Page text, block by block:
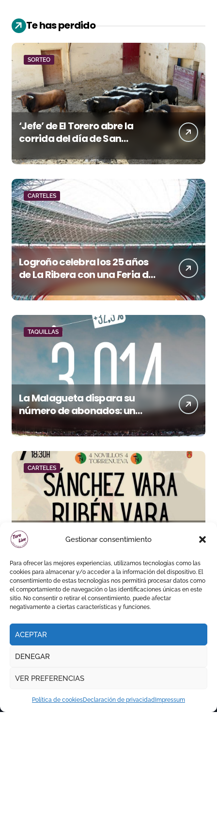
Gestionar consentimiento
Para ofrecer las mejores experiencias, utilizamos tecnologías como las
cookies para almacenar y/o acceder a la información del dispositivo. El
consentimiento de estas tecnologías nos permitirá procesar datos como
el comportamiento de navegación o las identificaciones únicas en este
sitio. No consentir o retirar el consentimiento, puede afectar
negativamente a ciertas características y funciones.
ACEPTAR
DENEGAR
VER PREFERENCIAS
Política de cookiesDeclaración de privacidad Impressum
Te has perdido
SORTEO
‘Jefe’ de El Torero abre la
corrida del día de San
Lorenzo en Huesca
CARTELES
Logroño celebra los 25 años
de La Ribera con una Feria de
San Mateo de máxima
categoría
TAQUILLAS
La Malagueta dispara su
número de abonados: un
aniversario
CARTELES
Sánchez Vara y Rubén Vara,
padre e hijo, juntos por
primera vez en su pueblo